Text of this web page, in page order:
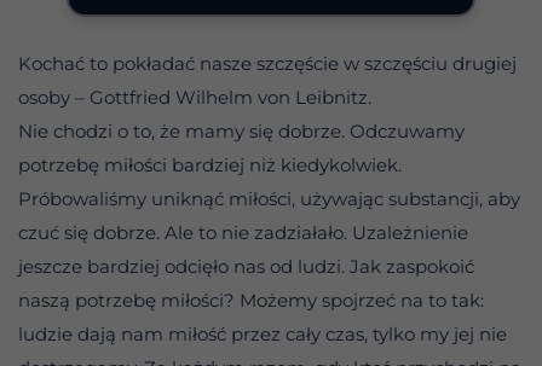
Kochać to pokładać nasze szczęście w szczęściu drugiej
osoby – Gottfried Wilhelm von Leibnitz.
Nie chodzi o to, że mamy się dobrze. Odczuwamy
potrzebę miłości bardziej niż kiedykolwiek.
Próbowaliśmy uniknąć miłości, używając substancji, aby
czuć się dobrze. Ale to nie zadziałało. Uzależnienie
jeszcze bardziej odcięło nas od ludzi. Jak zaspokoić
naszą potrzebę miłości? Możemy spojrzeć na to tak:
ludzie dają nam miłość przez cały czas, tylko my jej nie